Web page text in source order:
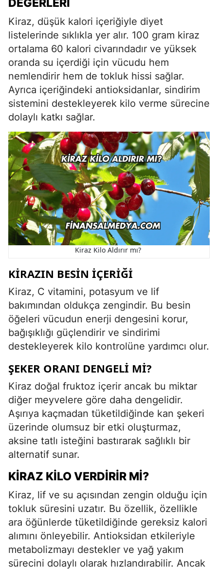
DEĞERLERI
Kiraz, düşük kalori içeriğiyle diyet
listelerinde sıklıkla yer alır. 100 gram kiraz
ortalama 60 kalori civarındadır ve yüksek
oranda su içerdiği için vücudu hem
nemlendirir hem de tokluk hissi sağlar.
Ayrıca içeriğindeki antioksidanlar, sindirim
sistemini destekleyerek kilo verme sürecine
dolaylı katkı sağlar.
Kiraz Kilo Aldırır mı?
KIRAZIN BESIN İÇERIĞI
Kiraz, C vitamini, potasyum ve lif
bakımından oldukça zengindir. Bu besin
öğeleri vücudun enerji dengesini korur,
bağışıklığı güçlendirir ve sindirimi
destekleyerek kilo kontrolüne yardımcı olur.
ŞEKER ORANI DENGELI MI?
Kiraz doğal fruktoz içerir ancak bu miktar
diğer meyvelere göre daha dengelidir.
Aşırıya kaçmadan tüketildiğinde kan şekeri
üzerinde olumsuz bir etki oluşturmaz,
aksine tatlı isteğini bastırarak sağlıklı bir
alternatif sunar.
KIRAZ KILO VERDIRIR MI?
Kiraz, lif ve su açısından zengin olduğu için
tokluk süresini uzatır. Bu özellik, özellikle
ara öğünlerde tüketildiğinde gereksiz kalori
alımını önleyebilir. Antioksidan etkileriyle
metabolizmayı destekler ve yağ yakım
sürecini dolaylı olarak hızlandırabilir. Ancak